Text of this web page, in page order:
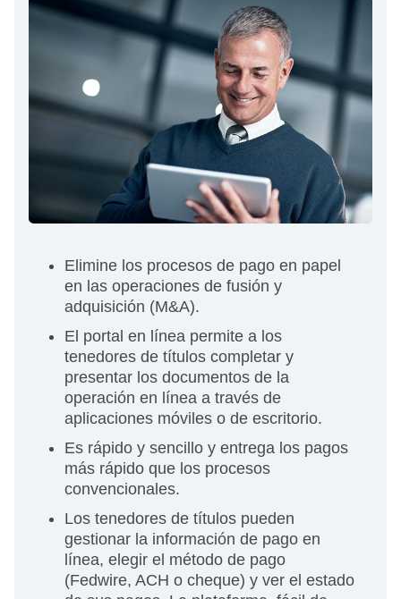
Elimine los procesos de pago en papel
en las operaciones de fusión y
adquisición (M&A).
El portal en línea permite a los
tenedores de títulos completar y
presentar los documentos de la
operación en línea a través de
aplicaciones móviles o de escritorio.
Es rápido y sencillo y entrega los pagos
más rápido que los procesos
convencionales.
Los tenedores de títulos pueden
gestionar la información de pago en
línea, elegir el método de pago
(Fedwire, ACH o cheque) y ver el estado